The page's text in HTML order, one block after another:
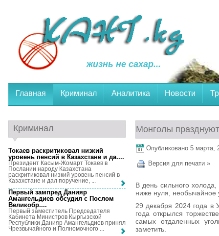
жизнь не сахар...
Главная Криминал Аналитика Новости
Монголы
Опубликовано 5 марта,
Версия для печати »
В день сильного холода,
ниже нуля, необычайное
29 декабря 2024 года в
года открылся
самых отдаленных
заметить.
Криминал
Токаев раскритиковал низкий
уровень пенсий в Казахстане и да....
Президент Касым-Жомарт Токаев в
Послании народу Казахстана
раскритиковал низкий уровень пенсий в
Казахстане и дал поручение, ...
Первый зампред Данияр
Амангельдиев обсудил с Послом
Великобр....
Первый заместитель Председателя
Кабинета Министров Кыргызской
Республики Данияр Амангельдиев принял
Чрезвычайного и Полномочного ...